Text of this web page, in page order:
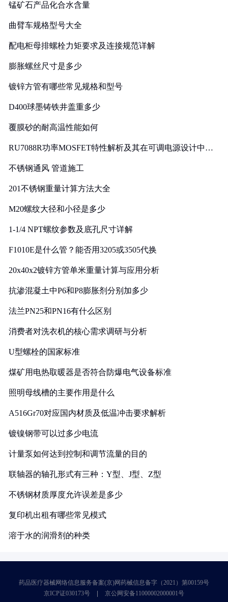
锰矿石产品化合水含量
曲臂车规格型号大全
配电柜母排螺栓力矩要求及连接规范详解
膨胀螺丝尺寸是多少
镀锌方管有哪些常见规格和型号
D400球墨铸铁井盖重多少
覆膜砂的耐高温性能如何
RU7088R功率MOSFET特性解析及其在可调电源设计中的
不锈钢通风 管道施工
201不锈钢重量计算方法大全
M20螺纹大径和小径是多少
1-1/4 NPT螺纹参数及底孔尺寸详解
F1010E是什么管？能否用3205或3505代换
20x40x2镀锌方管单米重量计算与应用分析
抗渗混凝土中P6和P8膨胀剂分别加多少
法兰PN25和PN16有什么区别
消费者对洗衣机的核心需求调研与分析
U型螺栓的国家标准
煤矿用电热取暖器是否符合防爆电气设备标准
照明母线槽的主要作用是什么
A516Gr70对应国内材质及低温冲击要求解析
镀镍钢带可以过多少电流
计量泵如何达到控制和调节流量的目的
联轴器的轴孔形式有三种：Y型、J型、Z型
不锈钢材质厚度允许误差是多少
复印机出租有哪些常见模式
溶于水的润滑剂的种类
药品医疗器械网络信息服务备案(京)网药械信息备字（2021）第00159号
京ICP证030173号
京公网安备11000002000001号